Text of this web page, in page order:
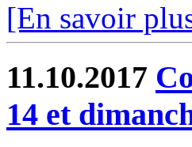
[En savoir
11.10.2017
14 et